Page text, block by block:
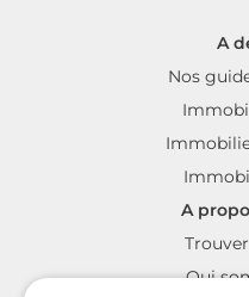
A
Nos
A
Qui